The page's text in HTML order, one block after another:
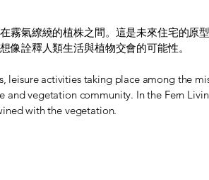
霧氣繚繞的植株之間。這是未來住宅的原
像詮釋人類生活與植物交會的可能性。
leisure activities taking place among the
and vegetation community. In the Fern
with the vegetation.